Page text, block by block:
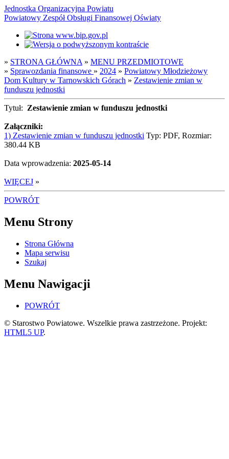
Jednostka Organizacyjna Powiatu
Powiatowy Zespół Obsługi Finansowej Oświaty
» STRONA GŁÓWNA » MENU PRZEDMIOTOWE
» Sprawozdania finansowe » 2024 » Powiatowy Młodzieżowy
Dom Kultury w Tarnowskich Górach » Zestawienie zmian w
funduszu jednostki
Tytuł: Zestawienie zmian w funduszu jednostki
Załączniki:
1) Zestawienie zmian w funduszu jednostki Typ: PDF, Rozmiar:
380.44 KB
Data wprowadzenia: 2025-05-14
WIĘCEJ »
POWRÓT
Menu Strony
Strona Główna
Mapa serwisu
Szukaj
Menu Nawigacji
POWRÓT
© Starostwo Powiatowe. Wszelkie prawa zastrzeżone. Projekt:
HTML5 UP.